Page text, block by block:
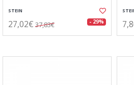
STEIN
27,02€ 37,83€ - 29%